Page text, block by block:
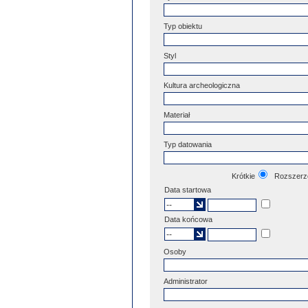
Typ obiektu
Styl
Kultura archeologiczna
Materiał
Typ datowania
Krótkie
Data startowa
Data końcowa
Osoby
Administrator